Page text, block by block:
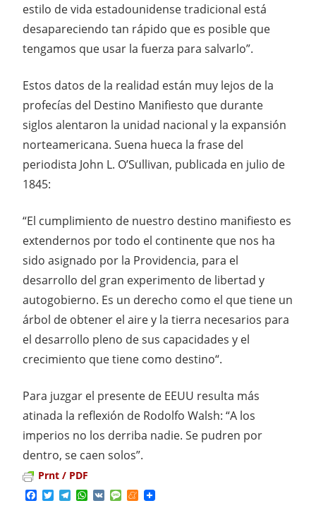
estilo de vida estadounidense tradicional está
desapareciendo tan rápido que es posible que
tengamos que usar la fuerza para salvarlo”.
Estos datos de la realidad están muy lejos de la
profecías del Destino Manifiesto que durante
siglos alentaron la unidad nacional y la expansión
norteamericana. Suena hueca la frase del
periodista John L. O’Sullivan, publicada en julio de
1845:
“El cumplimiento de nuestro destino manifiesto es
extendernos por todo el continente que nos ha
sido asignado por la Providencia, para el
desarrollo del gran experimento de libertad y
autogobierno. Es un derecho como el que tiene un
árbol de obtener el aire y la tierra necesarios para
el desarrollo pleno de sus capacidades y el
crecimiento que tiene como destino“.
Para juzgar el presente de EEUU resulta más
atinada la reflexión de Rodolfo Walsh: “A los
imperios no los derriba nadie. Se pudren por
dentro, se caen solos”.
Prnt / PDF
Facebook
TwitterTelegram
WhatsApp
VK MessageMeneame